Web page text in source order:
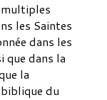
les Saintes
dans les
que dans la
la
du